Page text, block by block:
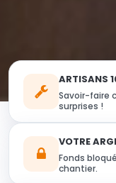
ARTISANS
Savoir-faire
surprises !
VOTRE
Fonds
chantier.